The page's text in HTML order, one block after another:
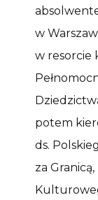
w
w resorcie
potem
ds.
za